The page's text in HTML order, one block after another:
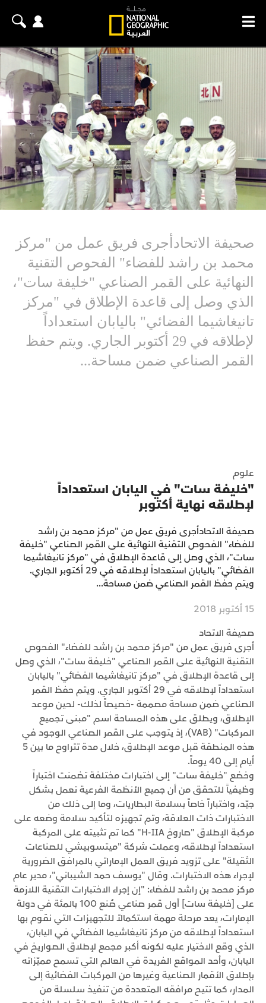
صحيفة الاتحادأجرى فريق عمل من "مركز
محمد بن راشد للفضاء" الفحوص التقنية
النهائية على القمر الصناعي "خليفة سات"،
الذي وصل إلى قاعدة الإطلاق في "مركز
تانيغاشيما الفضائي" باليابان استعداداً
لإطلاقه في 29 أكتوبر الجاري. ويتم حفظ
القمر الصناعي ضمن مساحة...
علوم
"خليفة سات" في اليابان استعداداً
لإطلاقه نهاية أكتوبر
صحيفة الاتحادأجرى فريق عمل من "مركز محمد بن راشد
للفضاء" الفحوص التقنية النهائية على القمر الصناعي "خليفة
سات"، الذي وصل إلى قاعدة الإطلاق في "مركز تانيغاشيما
الفضائي" باليابان استعداداً لإطلاقه في 29 أكتوبر الجاري.
ويتم حفظ القمر الصناعي ضمن مساحة...
15 أكتوبر 2018
صحيفة الاتحاد
أجرى فريق عمل من "مركز محمد بن راشد للفضاء" الفحوص
التقنية النهائية على القمر الصناعي "خليفة سات"، الذي وصل
إلى قاعدة الإطلاق في "مركز تانيغاشيما الفضائي" باليابان
استعداداً لإطلاقه في 29 أكتوبر الجاري. ويتم حفظ القمر
الصناعي ضمن مساحة مصممة -خصيصاً لذلك- لحين موعد
الإطلاق، ويطلق على هذه المساحة اسم "مبنى تجميع
المركبات" (VAB)، إذ يتوجب على القمر الصناعي الوجود في
هذه المنطقة قبل موعد الإطلاق، خلال مدة تتراوح ما بين 5
أيام إلى 40 يوماً.
وخضع "خليفة سات" إلى اختبارات مختلفة تضمنت اختباراً
وظيفياً للتحقق من أن جميع الأنظمة الفرعية تعمل بشكل
جيّد، واختباراً خاصاً بسلامة البطاريات، وما إلى ذلك من
الاختبارات ذات العلاقة، وتم تجهيزه لتأكيد سلامة وضعه على
مركبة الإطلاق "صاروخ H-IIA" كما تم تثبيته على المركبة
استعداداً لإطلاقه، وعملت شركة "ميتسوبيشي للصناعات
الثقيلة" على تزويد فريق العمل الإماراتي بالمرافق الضرورية
لإجراء هذه الاختبارات. وقال "يوسف حمد الشيباني"، مدير عام
مركز محمد بن راشد للفضاء: "إن إجراء الاختبارات التقنية اللازمة
على [خليفة سات] أول قمر صناعي صُنع 100 بالمئة في دولة
الإمارات، يعد مرحلة مهمة استكمالاً للتجهيزات التي نقوم بها
استعداداً لإطلاقه من مركز تانيغاشيما الفضائي في اليابان،
الذي وقع الاختيار عليه لكونه أكبر مجمع لإطلاق الصواريخ في
اليابان، وأحد المواقع الفريدة في العالم التي تسمح مميّزاته
بإطلاق الأقمار الصناعية وغيرها من المركبات الفضائية إلى
المدار، كما تتيح مرافقه المتعددة من تنفيذ سلسلة من